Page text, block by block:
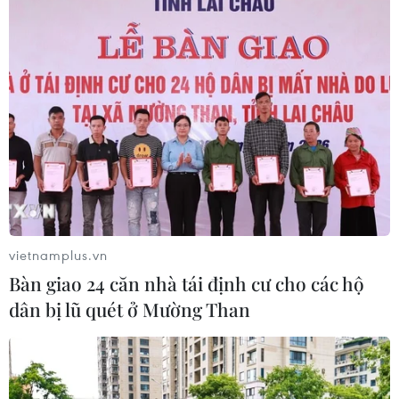
Xem thêm
CƠ QUAN CHỦ QUẢN: THÔNG TẤN XÃ VIỆT NAM
Tổng Biên tập: TRẦN TIẾN DUẨN
Phó Tổng Biên tập: NGUYỄN THỊ TÁM, KHÚC THANH
THỦY
Sở hữu trí tuệ
Quy định sử dụng
RSS
Hỗ trợ
TTXVN
Dịch vụ tin
Quảng cáo
vietnamplus.vn
Bàn giao 24 căn nhà tái định cư cho các hộ
dân bị lũ quét ở Mường Than